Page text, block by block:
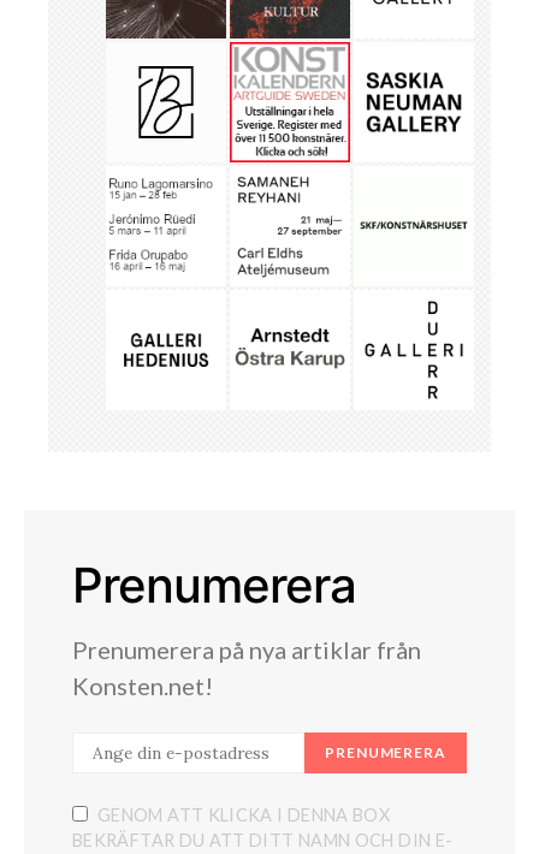
Prenumerera
Prenumerera på nya artiklar från
Konsten.net!
PRENUMERERA
GENOM ATT KLICKA I DENNA BOX
BEKRÄFTAR DU ATT DITT NAMN OCH DIN E-